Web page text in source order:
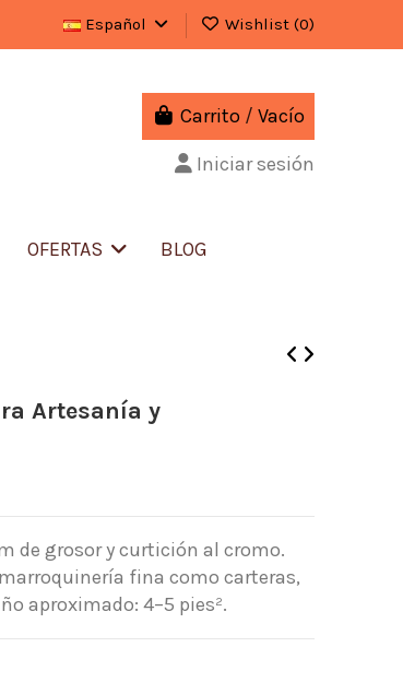
Español Wishlist (0)
Carrito /Vacío
Iniciar sesión
OFERTAS BLOG
Artesanía y
de grosor y curtición al cromo.
fina como carteras,
aproximado: 4–5 pies².